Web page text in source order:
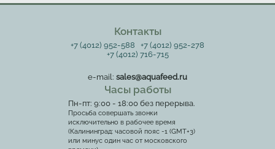
Контакты
+7 (4012) 952-588
+7 (4012) 952-278
+7 (4012) 716-715
e-mail: sales@aquafeed.ru
Часы работы
Пн-пт: 9:00 - 18:00 без перерыва.
Просьба совершать звонки
исключительно в рабочее время
(Калининград: часовой пояс -1 (GMT+3)
или минус один час от московского